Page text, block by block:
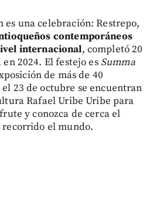
es una celebración: Restrepo,
contemporáneos
internacional, completó 20
2024. El festejo es Summa
de más de 40
23 de octubre se encuentran
Rafael Uribe Uribe para
y conozca de cerca el
el mundo.